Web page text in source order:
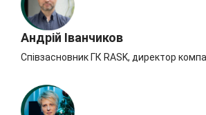
Андрій Іванчиков
Співзасновник ГК RASK, директор